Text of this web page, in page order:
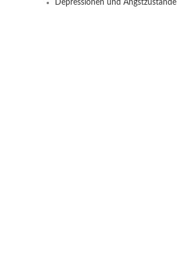
Depressionen und Angstzustände